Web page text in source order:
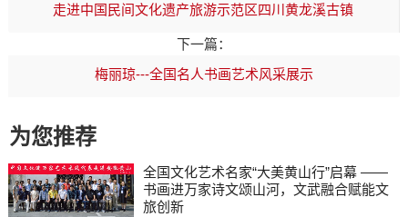
走进中国民间文化遗产旅游示范区四川黄龙溪古镇
下一篇：
梅丽琼---全国名人书画艺术风采展示
为您推荐
全国文化艺术名家“大美黄山行”启幕 ——
书画进万家诗文颂山河，文武融合赋能文
旅创新